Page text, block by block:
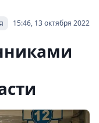
15:46, 13 октября 2022